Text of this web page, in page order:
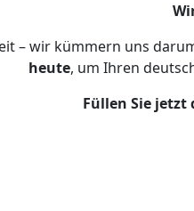
– wir kümmern uns
heute, um Ihren
Füllen Sie jetzt